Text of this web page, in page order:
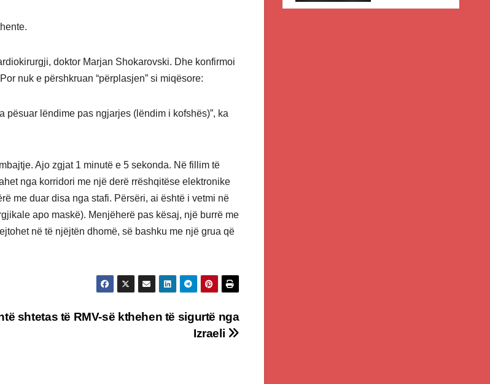
doktor Marjan Shokarovski. Dhe konfirmoi
nuk e përshkruan “përplasjen” si miqësore:
lëndime pas ngjarjes (lëndim i kofshës)”, ka
Ajo zgjat 1 minutë e 5 sekonda. Në fillim të
nga korridori me një derë rrëshqitëse elektronike
me duar disa nga stafi. Përsëri, ai është i vetmi në
apo maskë). Menjëherë pas kësaj, një burrë me
në të njëjtën dhomë, së bashku me një grua që
shtetas të RMV-së kthehen të sigurtë nga
Izraeli